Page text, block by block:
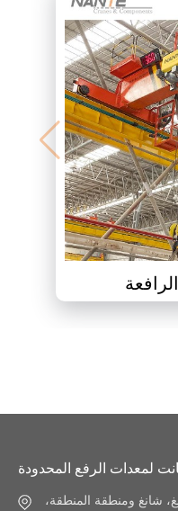
لمعدات الرفع المحدودة
شانغ ومنطقة المنطقة،